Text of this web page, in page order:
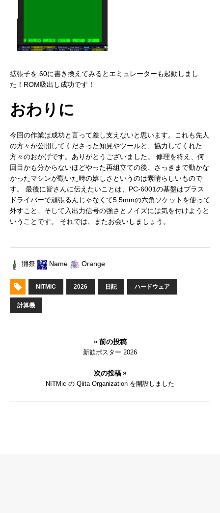
録音成功？
拡張子を.60に書き換えてみるとエミュレーターも起動しまし
た！ROM吸出し成功です！
おわりに
今回の作業は成功と言って差し支えないと思います。これも先人
の方々が公開してくださった知見やツールと、協力してくれた
方々のおかげです。ありがとうございました。 修理を終え、何
回目かも分からないほどやった再組立ての後、さっきまで動かな
かったマシンが動いた時の嬉しさというのは素晴らしいもので
す。 最後に皆さんに伝えたいことは、PC-6001の基盤はプラス
ドライバーで頑張るんじゃなくて5.5mmの六角ソケットを使って
外すこと、そして入出力信号の強さとノイズには気を付けようと
いうことです。 それでは、またお会いしましょう。
獺祭 Name Orange
NITMIC 2026 日記 ハードウェア
計算機
« 前の投稿
新歓ポスター 2026
次の投稿 »
NITMic の Qiita Organization を開設しました